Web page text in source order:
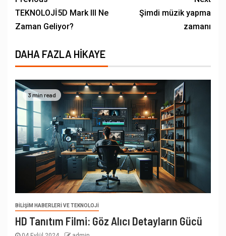
TEKNOLOJİ5D Mark III Ne
Zaman Geliyor?
Şimdi müzik yapma
zamanı
DAHA FAZLA HIKAYE
3 min read
BILIŞIM HABERLERI VE TEKNOLOJI
HD Tanıtım Filmi: Göz Alıcı Detayların Gücü